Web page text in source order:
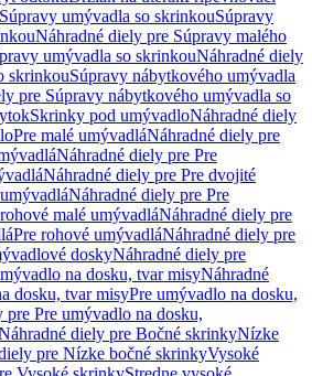
Súpravy umývadla so skrinkouSúpravy
Náhradné diely pre Súpravy malého
umývadla so skrinkouNáhradné diely
skrinkouSúpravy nábytkového umývadla
pre Súpravy nábytkového umývadla so
Skrinky pod umývadloNáhradné diely
Pre malé umývadláNáhradné diely pre
Náhradné diely pre Pre
Náhradné diely pre Pre dvojité
Náhradné diely pre Pre
malé umývadláNáhradné diely pre
Pre rohové umývadláNáhradné diely pre
doskyNáhradné diely pre
na dosku, tvar misyNáhradné
dosku, tvar misyPre umývadlo na dosku,
pre Pre umývadlo na dosku,
diely pre Bočné skrinkyNízke
pre Nízke bočné skrinkyVysoké